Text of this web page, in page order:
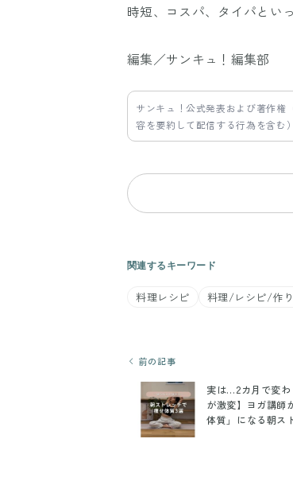
時短、コスパ、タイパとい
編集／サンキュ！編集部
サンキュ！公式発表および著作権
容を要約して配信する行為を含む
関連するキーワード
料理レシピ 料理/レシピ/作
前の記事
実は…2カ月で変
が激変】ヨガ講師
体質」になる朝ス